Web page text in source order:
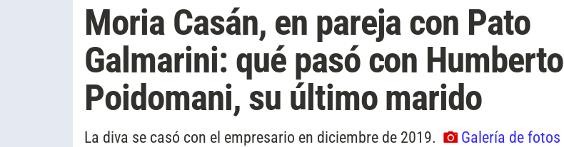
Moria Casán, en pareja con Pato
Galmarini: qué pasó con Humberto
Poidomani, su último marido
La diva se casó con el empresario en diciembre de 2019. Galería de fotos